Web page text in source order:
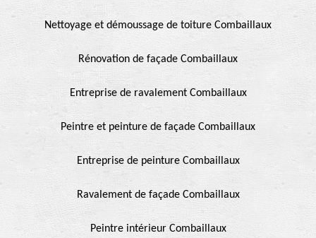
Nettoyage et démoussage de toiture Combaillaux
Rénovation de façade Combaillaux
Entreprise de ravalement Combaillaux
Peintre et peinture de façade Combaillaux
Entreprise de peinture Combaillaux
Ravalement de façade Combaillaux
Peintre intérieur Combaillaux